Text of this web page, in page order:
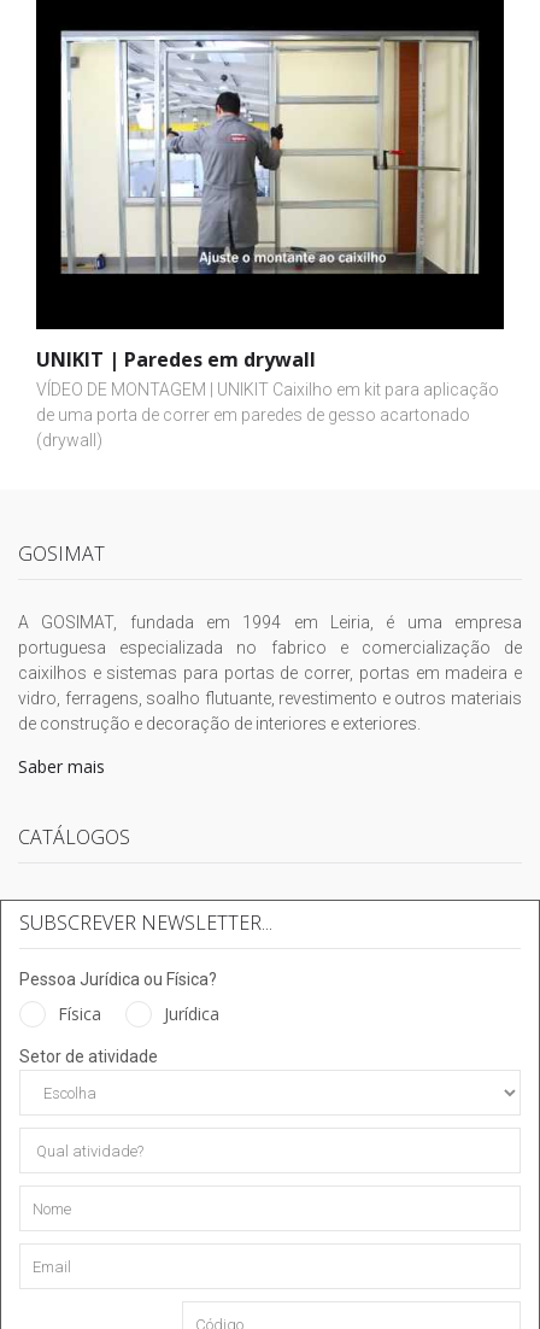
UNIKIT | Paredes em drywall
VÍDEO DE MONTAGEM | UNIKIT Caixilho em kit para aplicação
de uma porta de correr em paredes de gesso acartonado
(drywall)
GOSIMAT
A GOSIMAT, fundada em 1994 em Leiria, é uma empresa
portuguesa especializada no fabrico e comercialização de
caixilhos e sistemas para portas de correr, portas em madeira e
vidro, ferragens, soalho flutuante, revestimento e outros materiais
de construção e decoração de interiores e exteriores.
Saber mais
CATÁLOGOS
SUBSCREVER NEWSLETTER...
Pessoa Jurídica ou Física?
Física Jurídica
Setor de atividade